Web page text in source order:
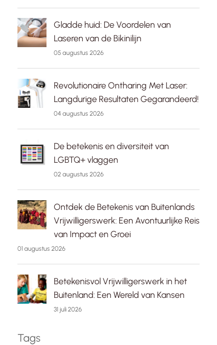
Gladde huid: De Voordelen van
Laseren van de Bikinilijn
05 augustus 2026
Revolutionaire Ontharing Met Laser:
Langdurige Resultaten Gegarandeerd!
04 augustus 2026
De betekenis en diversiteit van
LGBTQ+ vlaggen
02 augustus 2026
Ontdek de Betekenis van Buitenlands
Vrijwilligerswerk: Een Avontuurlijke Reis
van Impact en Groei
01 augustus 2026
Betekenisvol Vrijwilligerswerk in het
Buitenland: Een Wereld van Kansen
31 juli 2026
Tags